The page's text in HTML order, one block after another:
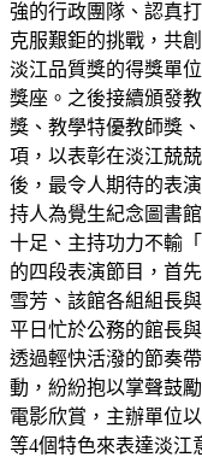
強的行政團隊、認真
克服艱鉅的挑戰，共
淡江品質獎的得獎單
獎座。之後接續頒發
獎、教學特優教師獎
項，以表彰在淡江兢
後，最令人期待的表
持人為覺生紀念圖書
十足、主持功力不輸
的四段表演節目，首
雪芳、該館各組組長
平日忙於公務的館長
透過輕快活潑的節奏
動，紛紛抱以掌聲鼓
電影欣賞，主辦單位
等4個特色來表達淡江